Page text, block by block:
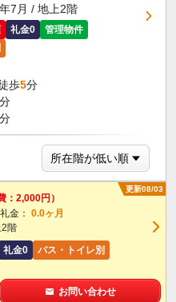
7月 / 地上2階
礼金0
管理物件
歩5分
分
分
更新08/03
：2,000円）
金： 0.0ヶ月
2階
礼金0 バス・トイレ別
お問い合わせ